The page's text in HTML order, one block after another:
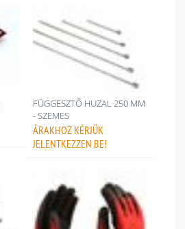
FÜGGESZTŐ HUZAL 250 MM
- SZEMES
ÁRAKHOZ KÉRJÜK
JELENTKEZZEN BE!